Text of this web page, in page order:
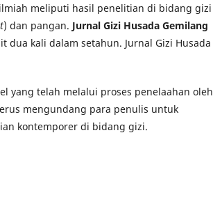
meliputi hasil penelitian di bidang gizi
) dan pangan. Jurnal Gizi Husada Gemilang
dua kali dalam setahun. Jurnal Gizi Husada
yang telah melalui proses penelaahan oleh
mengundang para penulis untuk
kontemporer di bidang gizi.